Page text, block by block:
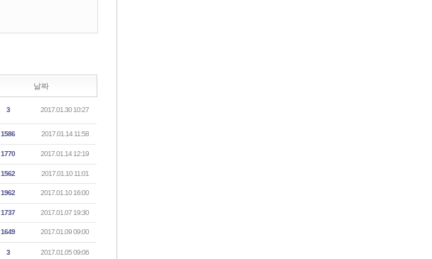
날짜
3 2017.01.30 10:27
1586 2017.01.14 11:58
1770 2017.01.14 12:19
1562 2017.01.10 11:01
1962 2017.01.10 16:00
1737 2017.01.07 19:30
1649 2017.01.09 09:00
3 2017.01.05 09:06